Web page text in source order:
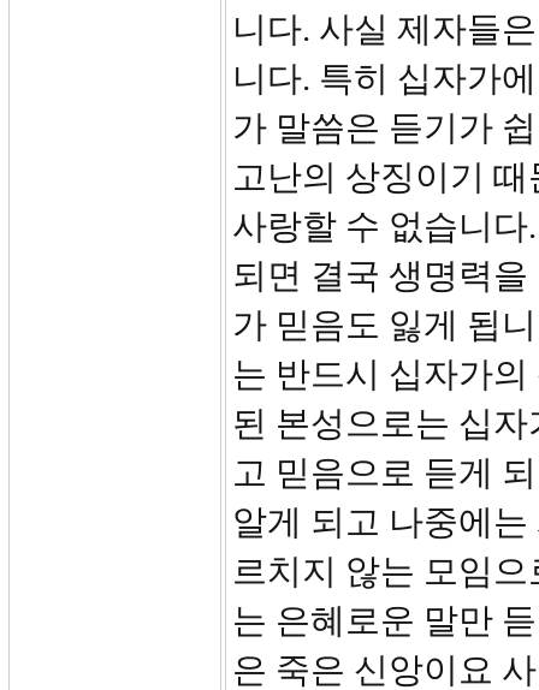
니다. 사실 제자들
니다. 특히 십자가
가 말씀은 듣기가
고난의 상징이기
사랑할 수 없습니
되면 결국 생명력
가 믿음도 잃게 됩
는 반드시 십자가
된 본성으로는 십
고 믿음으로 듣게
알게 되고 나중에
르치지 않는 모임
는 은혜로운 말만
은 죽은 신앙이요